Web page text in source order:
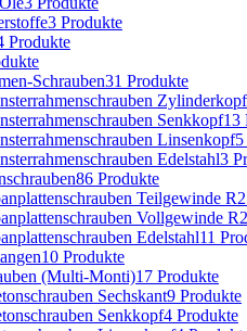
3 Produkte
Produkte
Schrauben31 Produkte
Zylinderkopf
Senkkopf13
Linsenkopf5
Edelstahl3
86 Produkte
Teilgewinde
Vollgewinde
Edelstahl11
10 Produkte
(Multi-Monti)17 Produkte
Sechskant9 Produkte
Senkkopf4 Produkte